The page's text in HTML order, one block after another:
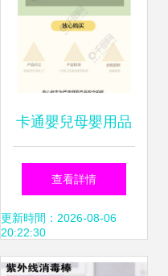
卡通嬰兒母嬰用品
殺菌濕紙巾活動詳
情頁設計模板免費
下載_psd格式_790
查看詳情
更新時間：2026-08-06
20:22:30